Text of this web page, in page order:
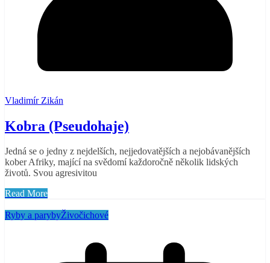
Vladimír Zikán
Kobra (Pseudohaje)
Jedná se o jedny z nejdelších, nejjedovatějších a nejobávanějších
kober Afriky, mající na svědomí každoročně několik lidských
životů. Svou agresivitou
Read More
Ryby a parybyŽivočichové